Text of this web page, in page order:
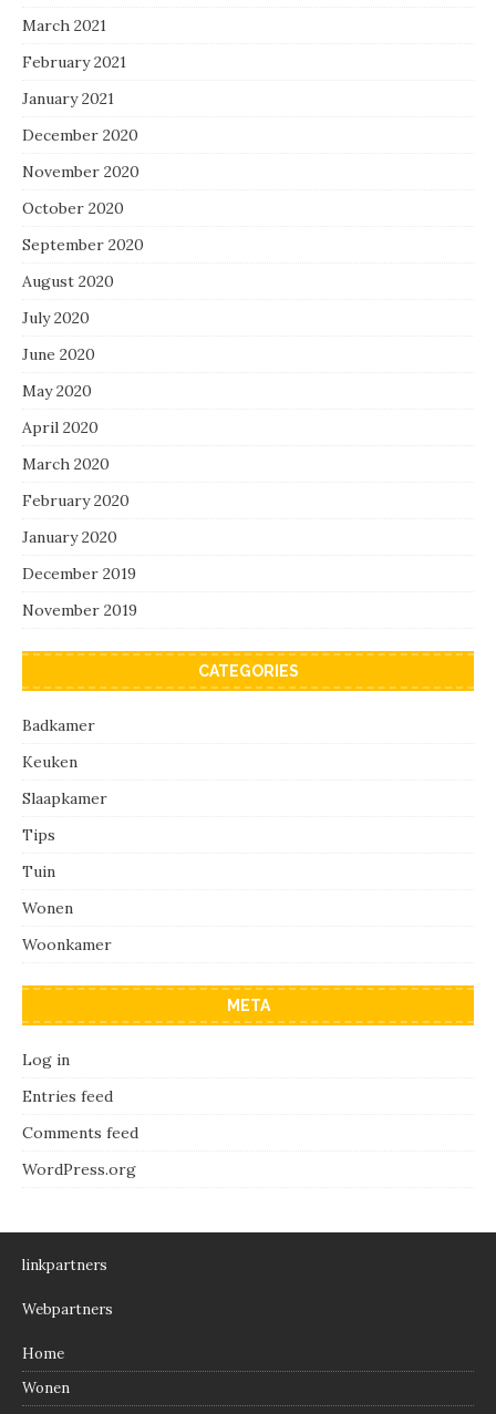
March 2021
February 2021
January 2021
December 2020
November 2020
October 2020
September 2020
August 2020
July 2020
June 2020
May 2020
April 2020
March 2020
February 2020
January 2020
December 2019
November 2019
CATEGORIES
Badkamer
Keuken
Slaapkamer
Tips
Tuin
Wonen
Woonkamer
META
Log in
Entries feed
Comments feed
WordPress.org
linkpartners
Webpartners
Home
Wonen